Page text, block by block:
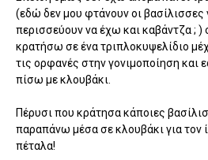
(εδώ δεν μου φτάνουν οι βασίλισσες
περισσεύουν να έχω και καβάντζα ; )
κρατήσω σε ένα τριπλοκυψελίδιο
τις ορφανές στην γονιμοποίηση και
πίσω με κλουβάκι.
Πέρυσι που κράτησα κάποιες
παραπάνω μέσα σε κλουβάκι για τον
πέταλα!